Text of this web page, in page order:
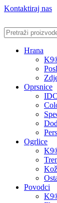
Kontaktiraj nas
Hrana
Oprsnice
Ogrlice
Povodci